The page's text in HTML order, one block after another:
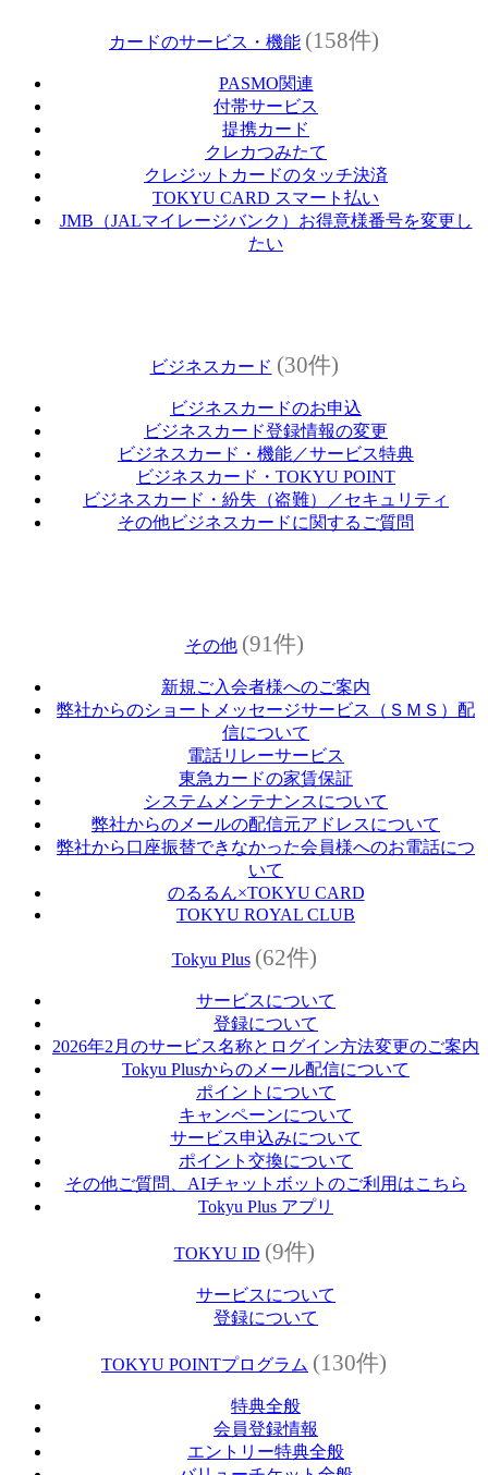
カードのサービス・機能 (158件)
PASMO関連
付帯サービス
提携カード
クレカつみたて
クレジットカードのタッチ決済
TOKYU CARD スマート払い
JMB（JALマイレージバンク）お得意様番号を変更し
たい
ビジネスカード (30件)
ビジネスカードのお申込
ビジネスカード登録情報の変更
ビジネスカード・機能／サービス特典
ビジネスカード・TOKYU POINT
ビジネスカード・紛失（盗難）／セキュリティ
その他ビジネスカードに関するご質問
その他 (91件)
新規ご入会者様へのご案内
弊社からのショートメッセージサービス（ＳＭＳ）配
信について
電話リレーサービス
東急カードの家賃保証
システムメンテナンスについて
弊社からのメールの配信元アドレスについて
弊社から口座振替できなかった会員様へのお電話につ
いて
のるるん×TOKYU CARD
TOKYU ROYAL CLUB
Tokyu Plus (62件)
サービスについて
登録について
2026年2月のサービス名称とログイン方法変更のご案内
Tokyu Plusからのメール配信について
ポイントについて
キャンペーンについて
サービス申込みについて
ポイント交換について
その他ご質問、AIチャットボットのご利用はこちら
Tokyu Plus アプリ
TOKYU ID (9件)
サービスについて
登録について
TOKYU POINTプログラム (130件)
特典全般
会員登録情報
エントリー特典全般